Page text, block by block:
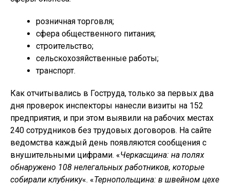
розничная торговля;
сфера общественного питания;
строительство;
сельскохозяйственные работы;
транспорт.
Как отчитывались в Гоструда, только за первых два
дня проверок инспекторы нанесли визиты на 152
предприятия, и при этом выявили на рабочих местах
240 сотрудников без трудовых договоров. На сайте
ведомства каждый день появляются сообщения с
внушительными цифрами. «Черкасщина: на полях
обнаружено 108 нелегальных работников, которые
собирали клубнику«. «Тернопольщина: в швейном цехе